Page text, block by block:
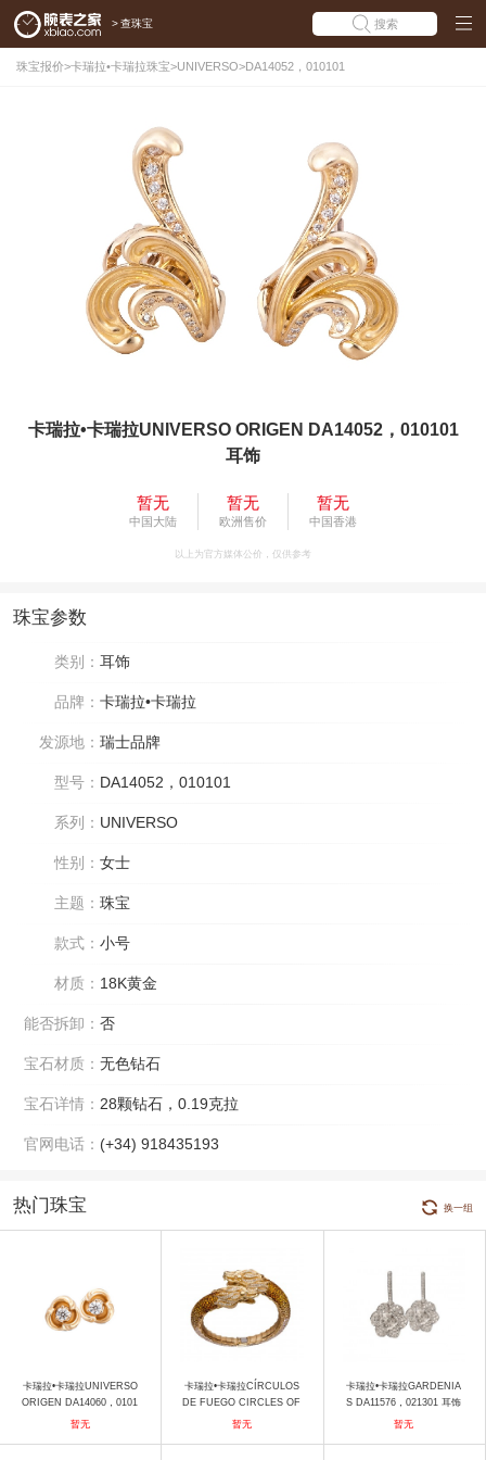
> 查珠宝 搜索
珠宝报价>卡瑞拉•卡瑞拉珠宝>UNIVERSO>DA14052，010101
卡瑞拉•卡瑞拉UNIVERSO ORIGEN DA14052，010101
耳饰
暂无
中国大陆
暂无
欧洲售价
暂无
中国香港
以上为官方媒体公价，仅供参考
珠宝参数
类别： 耳饰
品牌： 卡瑞拉•卡瑞拉
发源地： 瑞士品牌
型号： DA14052，010101
系列： UNIVERSO
性别： 女士
主题： 珠宝
款式： 小号
材质： 18K黄金
能否拆卸： 否
宝石材质： 无色钻石
宝石详情： 28颗钻石，0.19克拉
官网电话： (+34) 918435193
热门珠宝 换一组
卡瑞拉•卡瑞拉UNIVERSO
ORIGEN DA14060，0101
01 耳饰
暂无
卡瑞拉•卡瑞拉CÍRCULOS
DE FUEGO CIRCLES OF
FIRE DA11292, 010406
暂无
卡瑞拉•卡瑞拉GARDENIA
S DA11576，021301 耳饰
暂无